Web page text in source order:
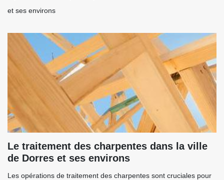
et ses environs
Le traitement des charpentes dans la ville
de Dorres et ses environs
Les opérations de traitement des charpentes sont cruciales pour